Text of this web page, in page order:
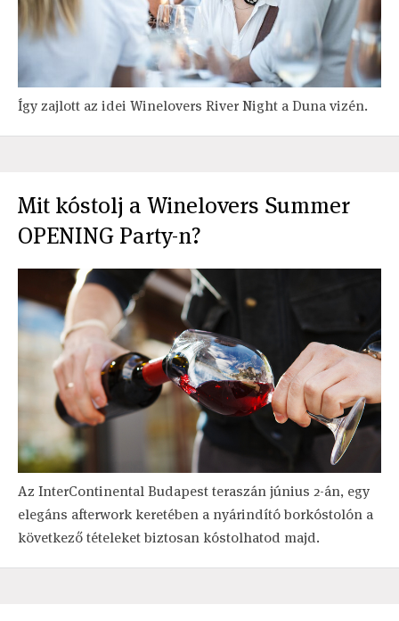
Így zajlott az idei Winelovers River Night a Duna vizén.
Mit kóstolj a Winelovers Summer
OPENING Party-n?
Az InterContinental Budapest teraszán június 2-án, egy
elegáns afterwork keretében a nyárindító borkóstolón a
következő tételeket biztosan kóstolhatod majd.